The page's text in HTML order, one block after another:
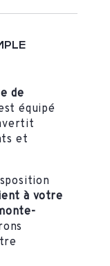
de
équipé
et
à votre